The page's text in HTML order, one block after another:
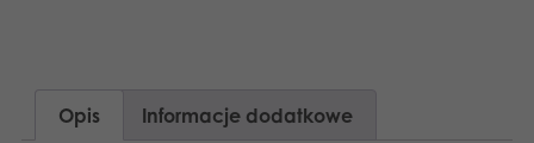
Opis Informacje dodatkowe